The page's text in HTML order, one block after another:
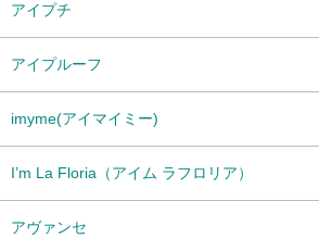
アイプチ
アイプルーフ
imyme(アイマイミー)
I’m La Floria（アイム ラフロリア）
アヴァンセ